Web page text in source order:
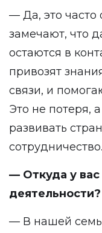
— Да, это часто
замечают, что
остаются в
привозят
связи, и
Это не потеря,
развивать
сотрудничество.
— Откуда у вас
— В нашей